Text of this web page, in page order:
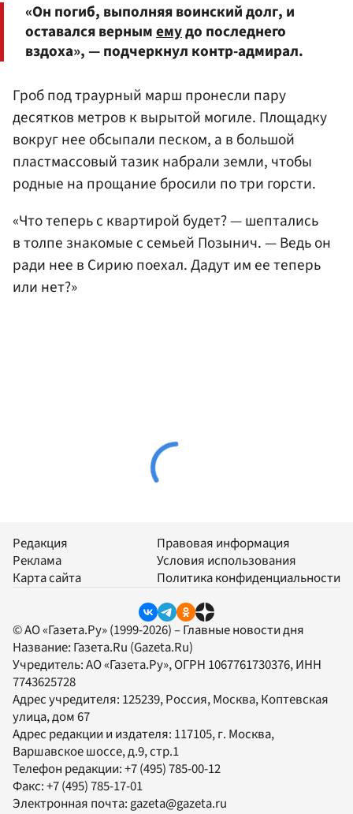
«Он погиб, выполняя воинский долг, и
оставался вернымемудо последнего
вздоха», — подчеркнул контр-адмирал.
Гроб под траурный марш пронесли пару
десятков метров к вырытой могиле. Площадку
вокруг нее обсыпали песком, а в большой
пластмассовый тазик набрали земли, чтобы
родные на прощание бросили по три горсти.
«Что теперь с квартирой будет? — шептались
в толпе знакомые с семьей Позынич. — Ведь он
ради нее в Сирию поехал. Дадут им ее теперь
или нет?»
Редакция
Реклама
Карта сайта
Правовая информация
Условия использования
Политика конфиденциальности
© АО «Газета.Ру» (1999-2026) – Главные новости дня
Название: Газета.Ru (Gazeta.Ru)
Учредитель:АО «Газета.Ру», ОГРН 1067761730376, ИНН
7743625728
Адрес учредителя: 125239, Россия, Москва, Коптевская
улица, дом 67
Адрес редакции и издателя: 117105, г. Москва,
Варшавское шоссе, д.9, стр.1
Телефон редакции:+7 (495) 785-00-12
Факс:+7 (495) 785-17-01
Электронная почта: gazeta@gazeta.ru